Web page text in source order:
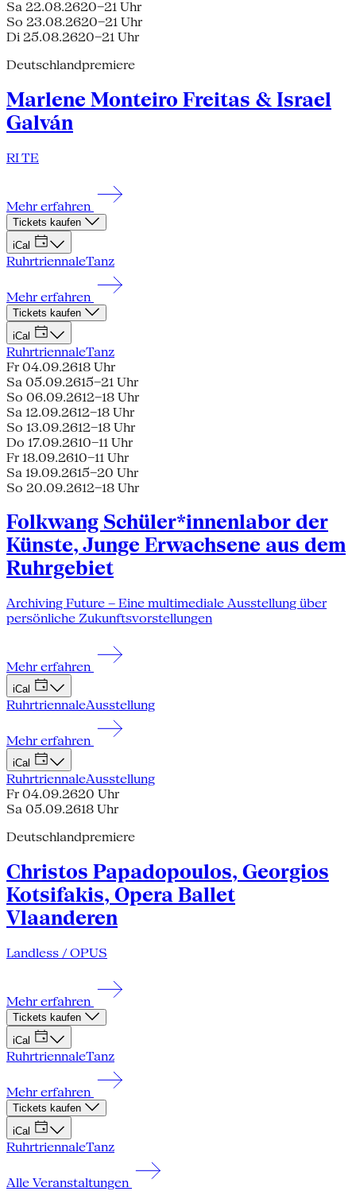
Sa 22.08.2620–21 Uhr
So 23.08.2620–21 Uhr
Di 25.08.2620–21 Uhr
Deutschlandpremiere
Marlene Monteiro Freitas & Israel
Galván
RI TE
Mehr erfahren
Tickets kaufen
iCal
RuhrtriennaleTanz
Mehr erfahren
Tickets kaufen
iCal
RuhrtriennaleTanz
Fr 04.09.2618 Uhr
Sa 05.09.2615–21 Uhr
So 06.09.2612–18 Uhr
Sa 12.09.2612–18 Uhr
So 13.09.2612–18 Uhr
Do 17.09.2610–11 Uhr
Fr 18.09.2610–11 Uhr
Sa 19.09.2615–20 Uhr
So 20.09.2612–18 Uhr
Folkwang Schüler*innenlabor der
Künste, Junge Erwachsene aus dem
Ruhrgebiet
Archiving Future – Eine multimediale Ausstellung über
persönliche Zukunftsvorstellungen
Mehr erfahren
iCal
RuhrtriennaleAusstellung
Mehr erfahren
iCal
RuhrtriennaleAusstellung
Fr 04.09.2620 Uhr
Sa 05.09.2618 Uhr
Deutschlandpremiere
Christos Papadopoulos, Georgios
Kotsifakis, Opera Ballet
Vlaanderen
Landless / OPUS
Mehr erfahren
Tickets kaufen
iCal
RuhrtriennaleTanz
Mehr erfahren
Tickets kaufen
iCal
RuhrtriennaleTanz
Alle Veranstaltungen